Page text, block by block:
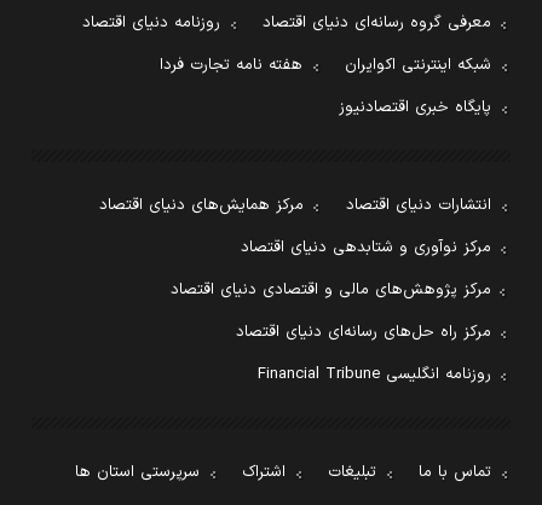
معرفی گروه رسانه‌ای دنیای اقتصاد
روزنامه دنیای اقتصاد
شبکه اینترنتی اکوایران
هفته نامه تجارت فردا
پایگاه خبری اقتصادنیوز
انتشارات دنیای اقتصاد
مرکز همایش‌های دنیای اقتصاد
مرکز نوآوری و شتابدهی دنیای اقتصاد
مرکز پژوهش‌های مالی و اقتصادی دنیای اقتصاد
مرکز راه حل‌های رسانه‌ای دنیای اقتصاد
روزنامه انگلیسی Financial Tribune
تماس با ما تبلیغات اشتراک
سرپرستی استان ها